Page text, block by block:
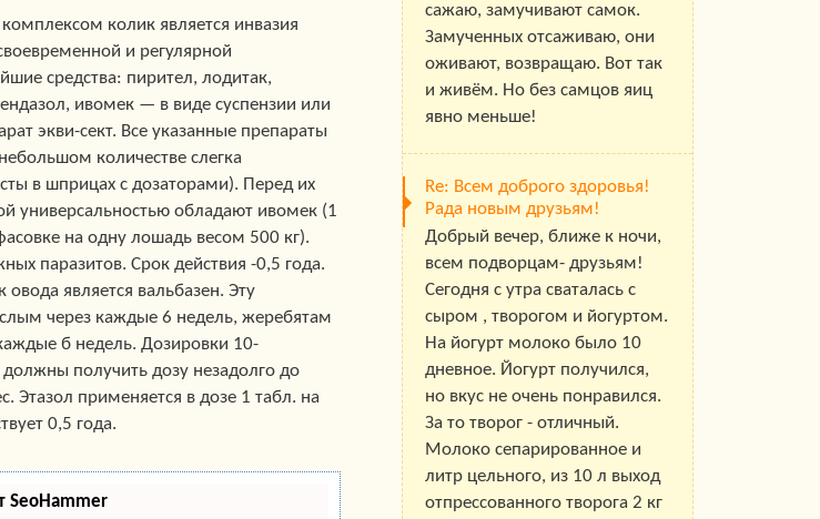
колик является инвазия
и регулярной
средства: пирител, лодитак,
ивомек — в виде суспензии или
экви-сект. Все указанные препараты
количестве слегка
в шприцах с дозаторами). Перед их
универсальностью обладают ивомек (1
на одну лошадь весом 500 кг).
паразитов. Срок действия -0,5 года.
является вальбазен. Эту
через каждые 6 недель, жеребятам
б недель. Дозировки 10-
получить дозу незадолго до
Этазол применяется в дозе 1 табл. на
0,5 года.
SeoHammer
сажаю, замучивают самок.
Замученных отсаживаю, они
оживают, возвращаю. Вот так
и живём. Но без самцов яиц
явно меньше!
Re: Всем доброго здоровья!
Рада новым друзьям!
Добрый вечер, ближе к ночи,
всем подворцам- друзьям!
Сегодня с утра сваталась с
сыром , творогом и йогуртом.
На йогурт молоко было 10
дневное. Йогурт получился,
но вкус не очень понравился.
За то творог - отличный.
Молоко сепарированное и
литр цельного, из 10 л выход
отпрессованного творога 2 кг